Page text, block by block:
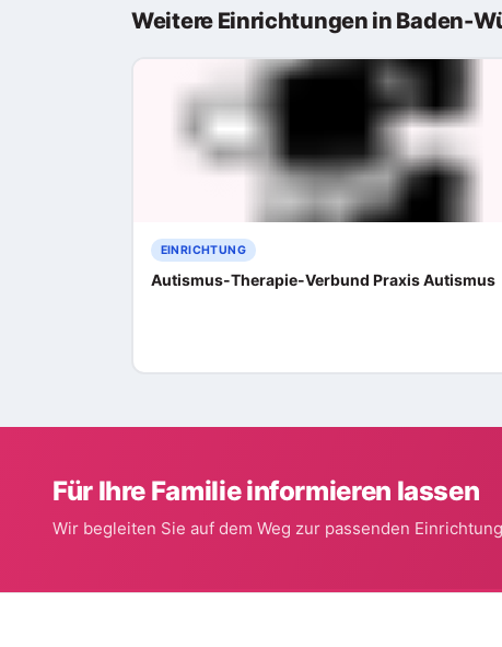
Weitere Einrichtungen in Baden-
EINRICHTUNG
Autismus-Therapie-Verbund Praxis Autismus
Für Ihre Familie informieren lassen
Wir begleiten Sie auf dem Weg zur passenden